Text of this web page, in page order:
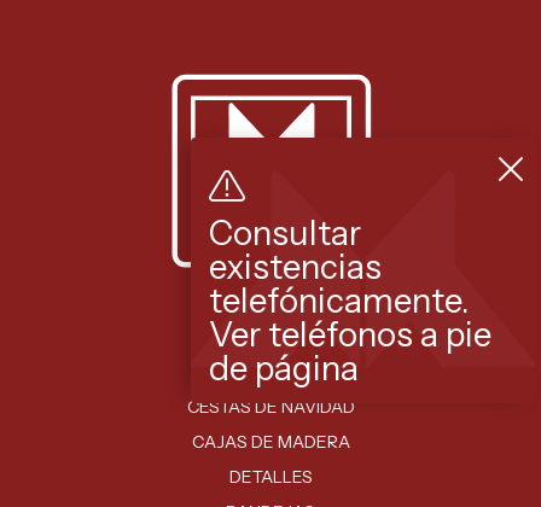
Productos
LOTES DE NAVIDAD
CESTAS DE NAVIDAD
CAJAS DE MADERA
DETALLES
Consultar
existencias
telefónicamente.
Ver teléfonos a pie
de página